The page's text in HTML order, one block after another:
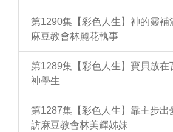
第1290集【彩色人生】神的靈補
麻豆教會林麗花執事
第1289集【彩色人生】寶貝放在
神學生
第1287集【彩色人生】靠主步出
訪麻豆教會林美輝姊妹